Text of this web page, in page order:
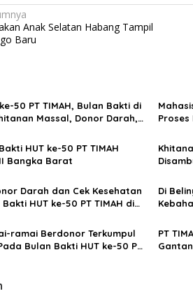
Anak Selatan Habang Tampil
Baru
50 PT TIMAH, Bulan Bakti di
Massal, Donor Darah,
Proses
HUT ke-50 PT TIMAH
Bangka Barat
Darah dan Cek Kesehatan
HUT ke-50 PT TIMAH di
Di
ramai Berdonor Terkumpul
Bulan Bakti HUT ke-50 PT
PT